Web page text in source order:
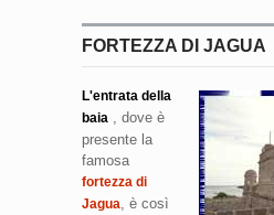
FORTEZZA DI JAGUA
L'entrata della
baia
, dove è
presente la
famosa
fortezza di
Jagua
, è così